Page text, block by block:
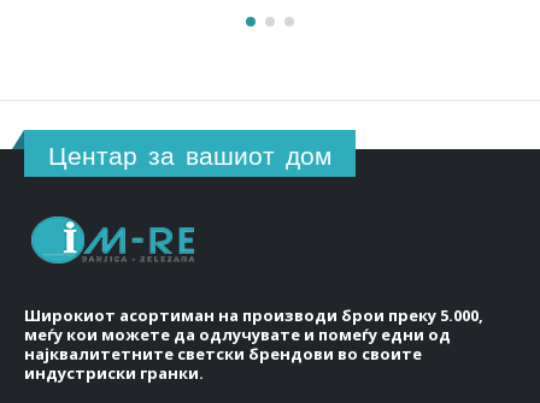
Центар за вашиот дом
Широкиот асортиман на производи брои преку 5.000,
меѓу кои можете да одлучувате и помеѓу едни од
најквалитетните светски брендови во своите
индустриски гранки.